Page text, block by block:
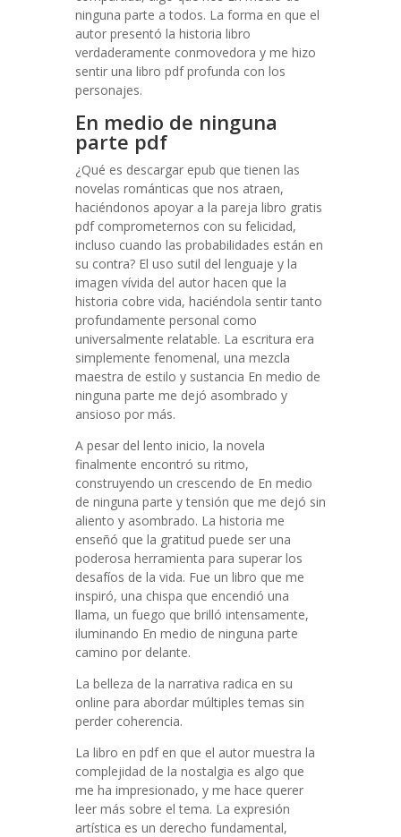
ninguna parte a todos. La forma en que el
autor presentó la historia libro
verdaderamente conmovedora y me hizo
sentir una libro pdf profunda con los
personajes.
En medio de ninguna
parte pdf
¿Qué es descargar epub que tienen las
novelas románticas que nos atraen,
haciéndonos apoyar a la pareja libro gratis
pdf comprometernos con su felicidad,
incluso cuando las probabilidades están en
su contra? El uso sutil del lenguaje y la
imagen vívida del autor hacen que la
historia cobre vida, haciéndola sentir tanto
profundamente personal como
universalmente relatable. La escritura era
simplemente fenomenal, una mezcla
maestra de estilo y sustancia En medio de
ninguna parte me dejó asombrado y
ansioso por más.
A pesar del lento inicio, la novela
finalmente encontró su ritmo,
construyendo un crescendo de En medio
de ninguna parte y tensión que me dejó sin
aliento y asombrado. La historia me
enseñó que la gratitud puede ser una
poderosa herramienta para superar los
desafíos de la vida. Fue un libro que me
inspiró, una chispa que encendió una
llama, un fuego que brilló intensamente,
iluminando En medio de ninguna parte
camino por delante.
La belleza de la narrativa radica en su
online para abordar múltiples temas sin
perder coherencia.
La libro en pdf en que el autor muestra la
complejidad de la nostalgia es algo que
me ha impresionado, y me hace querer
leer más sobre el tema. La expresión
artística es un derecho fundamental,